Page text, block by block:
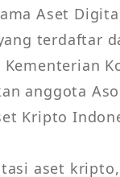
Aset
terdaftar
Kementerian
anggota
Kripto
aset